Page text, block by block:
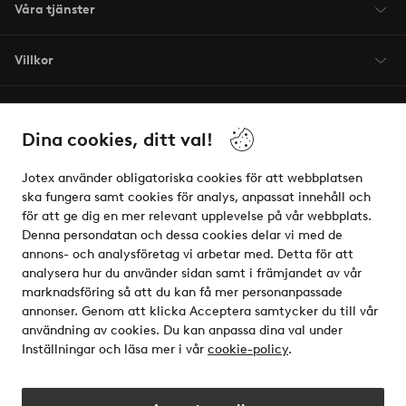
Dina cookies, ditt val!
Jotex använder obligatoriska cookies för att webbplatsen
ska fungera samt cookies för analys, anpassat innehåll och
för att ge dig en mer relevant upplevelse på vår webbplats.
Denna persondatan och dessa cookies delar vi med de
annons- och analysföretag vi arbetar med. Detta för att
analysera hur du använder sidan samt i främjandet av vår
marknadsföring så att du kan få mer personanpassade
annonser. Genom att klicka Acceptera samtycker du till vår
användning av cookies. Du kan anpassa dina val under
Inställningar och läsa mer i vår cookie-policy.
Våra tjänster
Villkor
Säkra betalningar - Betala direkt eller dela upp
Vill du veta mer om våra betalalternativ?
elpy